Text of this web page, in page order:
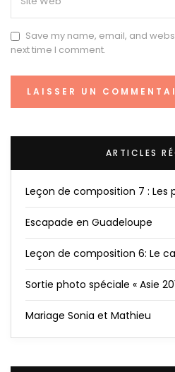
Save my name, email, and
next time I comment.
ARTICLES
Leçon de composition 7 : Les
Escapade en Guadeloupe
Leçon de composition 6: Le
Sortie photo spéciale « Asie
Mariage Sonia et Mathieu